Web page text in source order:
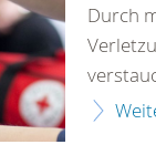
Durch